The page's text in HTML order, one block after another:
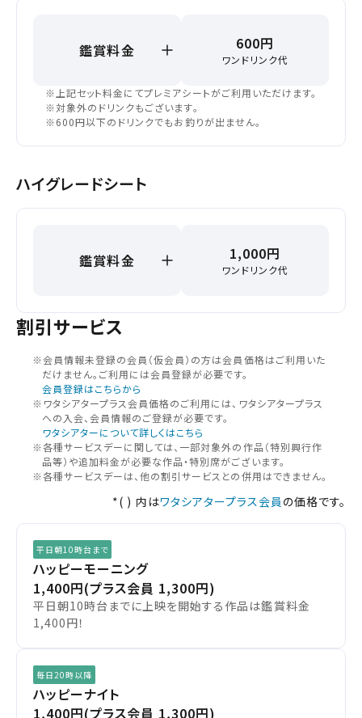
チケット購入
チケットの購入は下記リンクより、ご覧になりたい作品を選
択しご購入ください。
チケットの予約状況の確認及び予約を変更したい場合は、
下記リンクよりご確認ください。
予約を確認する
予約を変更する
高松東
宇多津
都道府県から選ぶ
関東
北越
中部
近畿
中国・四国
九州
鑑賞料金 600円
ワンドリンク代
※上記セット料金にてプレミアシートがご利用いただけます。
※対象外のドリンクもございます。
※600円以下のドリンクでもお釣りが出ません。
ハイグレードシート
鑑賞料金 1,000円
ワンドリンク代
割引サービス
※会員情報未登録の会員（仮会員）の⽅は会員価格はご利⽤いた
だけません。ご利⽤には会員登録が必要です。
会員登録はこちらから
※ワタシアタープラス会員価格のご利用には、ワタシアタープラス
への入会、会員情報のご登録が必要です。
ワタシアターについて詳しくはこちら
※各種サービスデーに関しては、一部対象外の作品（特別興行作
品等）や追加料金が必要な作品・特別席がございます。
※各種サービスデーは、他の割引サービスとの併用はできません。
*( ) 内はワタシアタープラス会員 の価格です。
平日朝10時台まで
ハッピーモーニング
1,400円(プラス会員 1,300円)
平日朝10時台までに上映を開始する作品は鑑賞料金
1,400円！
毎日20時以降
ハッピーナイト
1,400円(プラス会員 1,300円)
劇場を変更しますか？
変更しないで続ける
閉じる
上映日を変更しますか？
変更しないで続ける
閉じる